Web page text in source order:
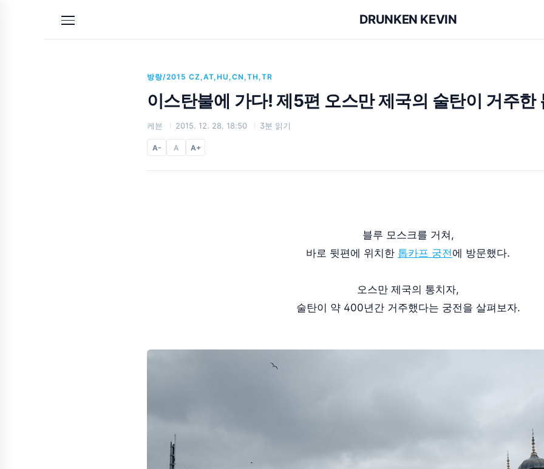
DRUNKEN KEVIN
방랑/2015 CZ,AT,HU,CN,TH,TR
이스탄불에 가다! 제5편 오스만 제국의 술탄이 거주한
케븐 2015. 12. 28. 18:50 3분 읽기
A- A A+
블루 모스크를 거쳐,
바로 뒷편에 위치한 톱카프 궁전에 방문했다.
오스만 제국의 통치자,
술탄이 약 400년간 거주했다는 궁전을 살펴보자.